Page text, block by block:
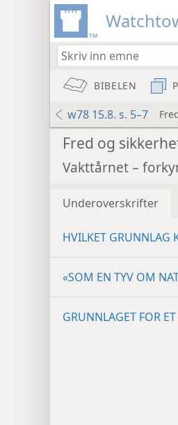
BIBELEN
w78 15.8. s. 5–7
Fred og
Vakttårnet –
Underoverskrifter
HVILKET GRUNNLAG
«SOM EN TYV OM
GRUNNLAGET FOR